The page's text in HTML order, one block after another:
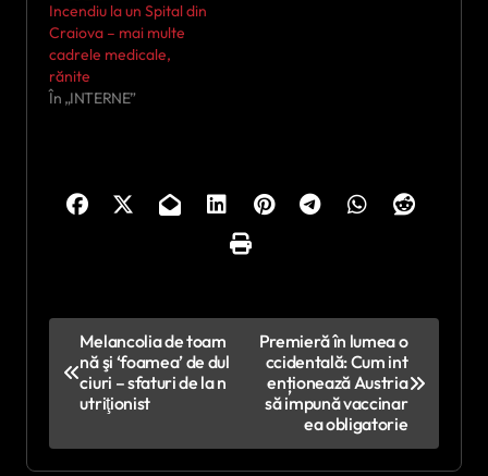
Incendiu la un Spital din
Craiova – mai multe
cadrele medicale,
rănite
În „INTERNE”
i
Melancolia de toam
nă şi ‘foamea’ de dul
ciuri – sfaturi de la n
utriţionist
Premieră în lumea o
ccidentală: Cum int
enționează Austria
să impună vaccinar
ea obligatorie